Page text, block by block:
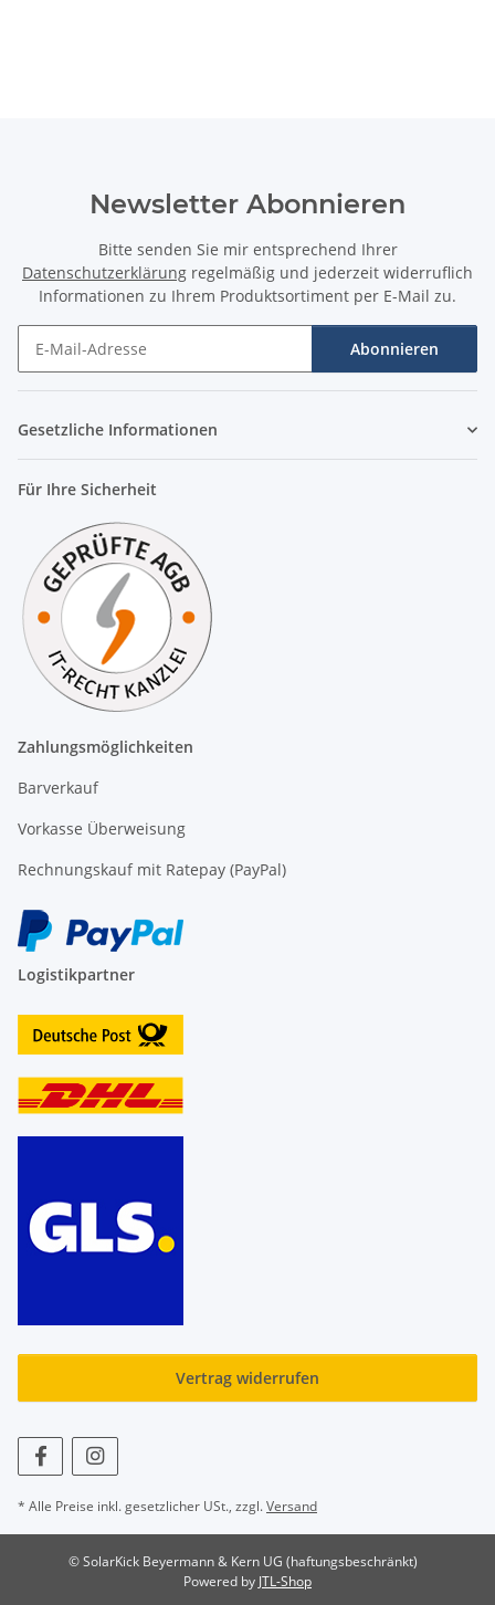
Newsletter Abonnieren
Bitte senden Sie mir entsprechend Ihrer
Datenschutzerklärung regelmäßig und jederzeit widerruflich
Informationen zu Ihrem Produktsortiment per E-Mail zu.
Abonnieren
Gesetzliche Informationen
Für Ihre Sicherheit
Zahlungsmöglichkeiten
Barverkauf
Vorkasse Überweisung
Rechnungskauf mit Ratepay (PayPal)
Logistikpartner
Vertrag widerrufen
* Alle Preise inkl. gesetzlicher USt., zzgl.Versand
© SolarKick Beyermann & Kern UG (haftungsbeschränkt)
Powered by JTL-Shop